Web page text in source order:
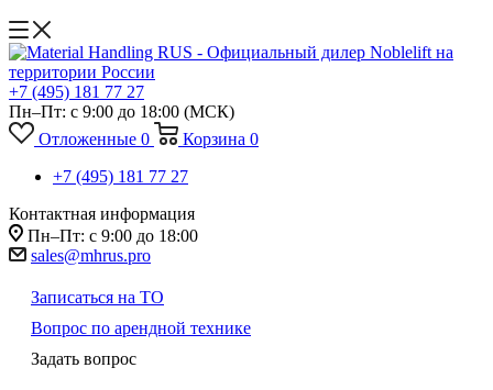
+7 (495) 181 77 27
Пн–Пт: с 9:00 до 18:00 (МСК)
Отложенные 0 Корзина 0
+7 (495) 181 77 27
Контактная информация
Пн–Пт: с 9:00 до 18:00
sales@mhrus.pro
Записаться на ТО
Вопрос по арендной технике
Задать вопрос